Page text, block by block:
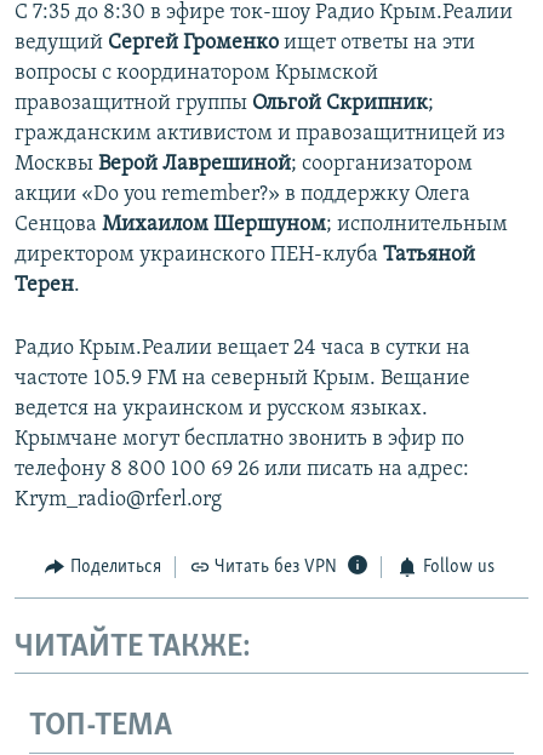
C 7:35 до 8:30 в эфире ток-шоу Радио Крым.Реалии
ведущий Сергей Громенко ищет ответы на эти
вопросы с координатором Крымской
правозащитной группы Ольгой Скрипник;
гражданским активистом и правозащитницей из
Москвы Верой Лаврешиной; соорганизатором
акции «Do you remember?» в поддержку Олега
Сенцова Михаилом Шершуном; исполнительным
директором украинского ПЕН-клуба Татьяной
Терен.
Радио Крым.Реалии вещает 24 часа в сутки на
частоте 105.9 FM на северный Крым. Вещание
ведется на украинском и русском языках.
Крымчане могут бесплатно звонить в эфир по
телефону 8 800 100 69 26 или писать на адрес:
Krym_radio@rferl.org
Поделиться Читать без VPN Follow us
ЧИТАЙТЕ ТАКЖЕ:
ТОП-ТЕМА